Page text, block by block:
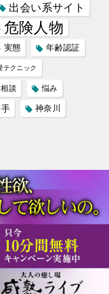
出会い系サイト
危険人物
実態 年齢認証
テクニック
談 悩み
神奈川